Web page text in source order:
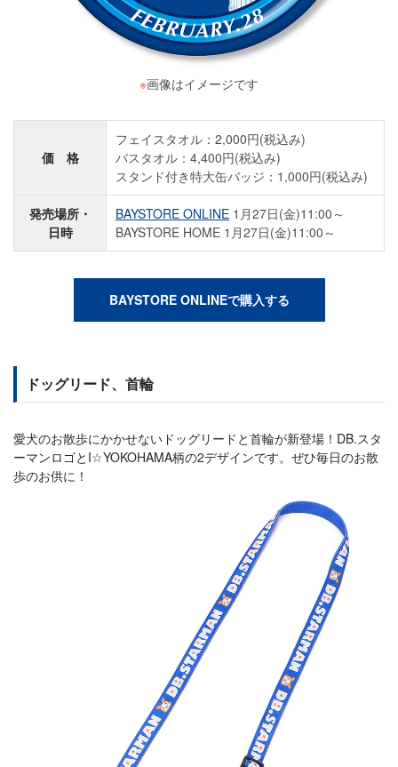
※画像はイメージです
価 格
フェイスタオル：2,000円(税込み)
バスタオル：4,400円(税込み)
スタンド付き特大缶バッジ：1,000円(税込み)
発売場所・
日時
BAYSTORE ONLINE 1月27日(金)11:00～
BAYSTORE HOME 1月27日(金)11:00～
BAYSTORE ONLINEで購入する
ドッグリード、首輪
愛犬のお散歩にかかせないドッグリードと首輪が新登場！DB.スタ
ーマンロゴとI☆YOKOHAMA柄の2デザインです。ぜひ毎日のお散
歩のお供に！